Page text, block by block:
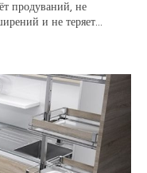
продуваний, не
и не теряет...